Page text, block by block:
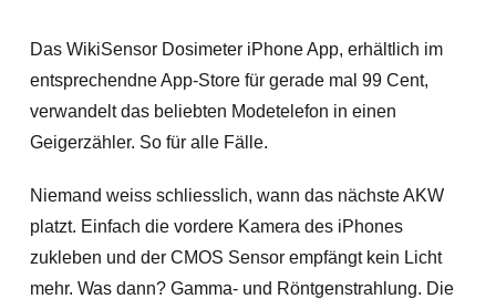
Das WikiSensor Dosimeter iPhone App, erhältlich im
entsprechendne App-Store für gerade mal 99 Cent,
verwandelt das beliebten Modetelefon in einen
Geigerzähler. So für alle Fälle.
Niemand weiss schliesslich, wann das nächste AKW
platzt. Einfach die vordere Kamera des iPhones
zukleben und der CMOS Sensor empfängt kein Licht
mehr. Was dann? Gamma- und Röntgenstrahlung. Die